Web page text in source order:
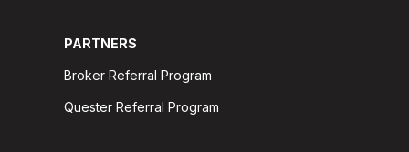
PARTNERS
Broker Referral Program
Quester Referral Program